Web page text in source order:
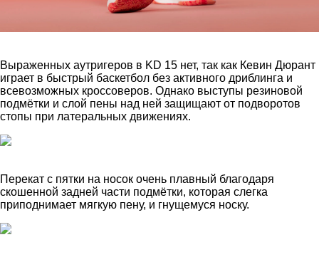
Выраженных аутригеров в KD 15 нет, так как Кевин Дюрант
играет в быстрый баскетбол без активного дриблинга и
всевозможных кроссоверов. Однако выступы резиновой
подмётки и слой пены над ней защищают от подворотов
стопы при латеральных движениях.
Перекат с пятки на носок очень плавный благодаря
скошенной задней части подмётки, которая слегка
приподнимает мягкую пену, и гнущемуся носку.